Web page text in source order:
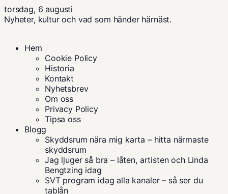
torsdag, 6 augusti
Nyheter, kultur och vad som händer härnäst.
Hem
Cookie Policy
Historia
Kontakt
Nyhetsbrev
Om oss
Privacy Policy
Tipsa oss
Blogg
Skyddsrum nära mig karta – hitta närmaste
skyddsrum
Jag ljuger så bra – låten, artisten och Linda
Bengtzing idag
SVT program idag alla kanaler – så ser du
tablån